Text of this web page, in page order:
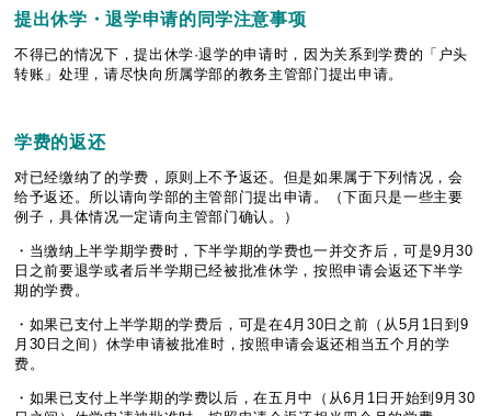
提出休学・退学申请的同学注意事项
不得已的情况下，提出休学·退学的申请时，因为关系到学费的「户头
转账」处理，请尽快向所属学部的教务主管部门提出申请。
学费的返还
对已经缴纳了的学费，原则上不予返还。但是如果属于下列情况，会
给予返还。所以请向学部的主管部门提出申请。（下面只是一些主要
例子，具体情况一定请向主管部门确认。）
・当缴纳上半学期学费时，下半学期的学费也一并交齐后，可是9月30
日之前要退学或者后半学期已经被批准休学，按照申请会返还下半学
期的学费。
・如果已支付上半学期的学费后，可是在4月30日之前（从5月1日到9
月30日之间）休学申请被批准时，按照申请会返还相当五个月的学
费。
・如果已支付上半学期的学费以后，在五月中（从6月1日开始到9月30